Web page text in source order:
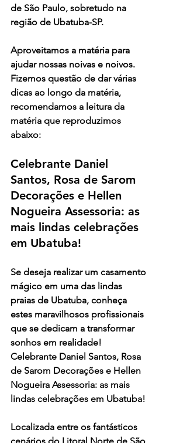
de São Paulo, sobretudo na
região de Ubatuba-SP.
Aproveitamos a matéria para
ajudar nossas noivas e noivos.
Fizemos questão de dar várias
dicas ao longo da matéria,
recomendamos a leitura da
matéria que reproduzimos
abaixo:
Celebrante Daniel
Santos, Rosa de Sarom
Decorações e Hellen
Nogueira Assessoria: as
mais lindas celebrações
em Ubatuba!
Se deseja realizar um casamento
mágico em uma das lindas
praias de Ubatuba, conheça
estes maravilhosos profissionais
que se dedicam a transformar
sonhos em realidade!
Celebrante Daniel Santos, Rosa
de Sarom Decorações e Hellen
Nogueira Assessoria: as mais
lindas celebrações em Ubatuba!
Localizada entre os fantásticos